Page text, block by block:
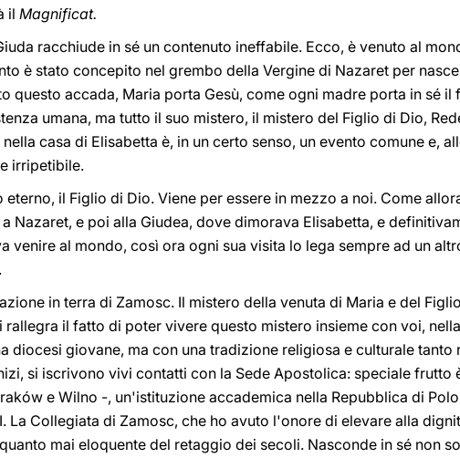
il Magnificat.
racchiude in sé un contenuto ineffabile. Ecco, è venuto al
è stato concepito nel grembo della Vergine di Nazaret per
questo accada, Maria porta Gesù, come ogni madre porta in sé il
umana, ma tutto il suo mistero, il mistero del Figlio di Dio,
casa di Elisabetta è, in un certo senso, un evento comune e,
irripetibile.
il Figlio di Dio. Viene per essere in mezzo a noi. Come
Nazaret, e poi alla Giudea, dove dimorava Elisabetta, e
venire al mondo, così ora ogni sua visita lo lega sempre ad un
in terra di Zamosc. Il mistero della venuta di Maria e del
rallegra il fatto di poter vivere questo mistero insieme con voi,
diocesi giovane, ma con una tradizione religiosa e culturale tanto
si iscrivono vivi contatti con la Sede Apostolica: speciale frutto
e Wilno -, un'istituzione accademica nella Repubblica di
La Collegiata di Zamosc, che ho avuto l'onore di elevare alla
mai eloquente del retaggio dei secoli. Nasconde in sé non